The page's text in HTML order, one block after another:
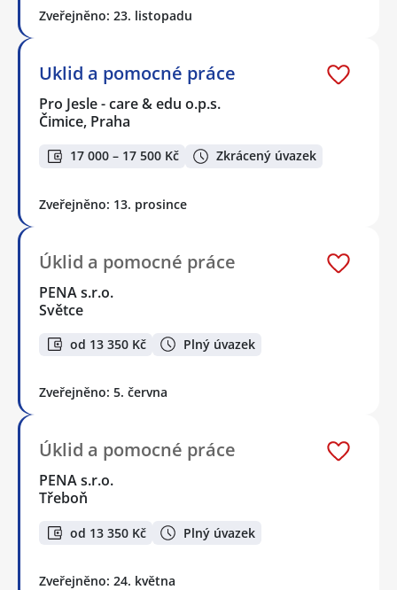
Zveřejněno: 23. listopadu
Uklid a pomocné práce
Pro Jesle - care & edu o.p.s.
Čimice, Praha
17 000 – 17 500 Kč Zkrácený úvazek
Zveřejněno: 13. prosince
Úklid a pomocné práce
PENA s.r.o.
Světce
od 13 350 Kč Plný úvazek
Zveřejněno: 5. června
Úklid a pomocné práce
PENA s.r.o.
Třeboň
od 13 350 Kč Plný úvazek
Zveřejněno: 24. května